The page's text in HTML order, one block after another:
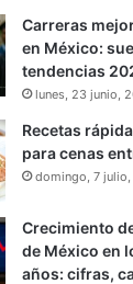
Carreras
en México:
tendencias
lunes, 23 junio,
Recetas
para cenas
domingo, 7
Crecimiento
de México en
años: cifras,